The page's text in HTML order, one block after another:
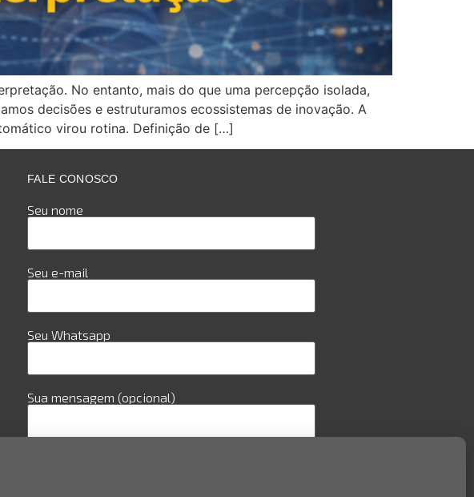
No entanto, mais do que uma percepção isolada,
decisões e estruturamos ecossistemas de inovação. A
virou rotina. Definição de […]
FALE CONOSCO
Seu nome
Seu e-mail
Seu Whatsapp
Sua mensagem (opcional)